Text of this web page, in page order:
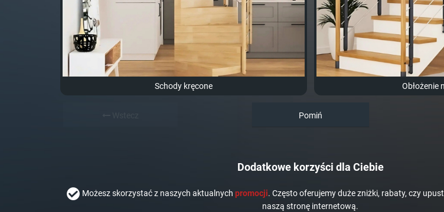
Schody kręcone Obłożenie
Pomiń
Dodatkowe korzyści dla Ciebie
Możesz skorzystać z naszych aktualnych promocji. Często oferujemy duże zniżki, rabaty, czy
naszą stronę internetową.